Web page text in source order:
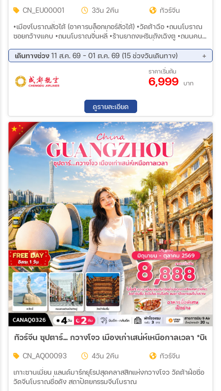
04 ต.ค. 69 - 04 ต.ค. 69
05 ต.ค. 69 - 05 ต.ค. 69
06 ต.ค. 69 - 06 ต.ค. 69
07 ต.ค. 69 - 07 ต.ค. 69
08 ต.ค. 69 - 08 ต.ค. 69
09 ต.ค. 69 - 09 ต.ค. 69
11 ต.ค. 69 - 11 ต.ค. 69
12 ต.ค. 69 - 12 ต.ค. 69
13 ต.ค. 69 - 13 ต.ค. 69
14 ต.ค. 69 - 14 ต.ค. 69
15 ต.ค. 69 - 15 ต.ค. 69
16 ต.ค. 69 - 16 ต.ค. 69
17 ต.ค. 69 - 17 ต.ค. 69
18 ต.ค. 69 - 18 ต.ค. 69
19 ต.ค. 69 - 19 ต.ค. 69
23 ต.ค. 69 - 23 ต.ค. 69
24 ต.ค. 69 - 24 ต.ค. 69
25 ต.ค. 69 - 25 ต.ค. 69
26 ต.ค. 69 - 26 ต.ค. 69
27 ต.ค. 69 - 27 ต.ค. 69
28 ต.ค. 69 - 28 ต.ค. 69
29 ต.ค. 69 - 29 ต.ค. 69
30 ต.ค. 69 - 30 ต.ค. 69
31 ต.ค. 69 - 31 ต.ค. 69
01 พ.ย. 69 - 01 พ.ย. 69
02 พ.ย. 69 - 02 พ.ย. 69
03 พ.ย. 69 - 03 พ.ย. 69
04 พ.ย. 69 - 04 พ.ย. 69
05 พ.ย. 69 - 05 พ.ย. 69
06 พ.ย. 69 - 06 พ.ย. 69
07 พ.ย. 69 - 07 พ.ย. 69
08 พ.ย. 69 - 08 พ.ย. 69
09 พ.ย. 69 - 09 พ.ย. 69
10 พ.ย. 69 - 10 พ.ย. 69
11 พ.ย. 69 - 11 พ.ย. 69
12 พ.ย. 69 - 12 พ.ย. 69
13 พ.ย. 69 - 13 พ.ย. 69
14 พ.ย. 69 - 14 พ.ย. 69
15 พ.ย. 69 - 15 พ.ย. 69
16 พ.ย. 69 - 16 พ.ย. 69
17 พ.ย. 69 - 17 พ.ย. 69
18 พ.ย. 69 - 18 พ.ย. 69
19 พ.ย. 69 - 19 พ.ย. 69
20 พ.ย. 69 - 20 พ.ย. 69
21 พ.ย. 69 - 21 พ.ย. 69
22 พ.ย. 69 - 22 พ.ย. 69
23 พ.ย. 69 - 23 พ.ย. 69
24 พ.ย. 69 - 24 พ.ย. 69
25 พ.ย. 69 - 25 พ.ย. 69
26 พ.ย. 69 - 26 พ.ย. 69
27 พ.ย. 69 - 27 พ.ย. 69
28 พ.ย. 69 - 28 พ.ย. 69
29 พ.ย. 69 - 29 พ.ย. 69
30 พ.ย. 69 - 30 พ.ย. 69
01 ธ.ค. 69 - 01 ธ.ค. 69
02 ธ.ค. 69 - 02 ธ.ค. 69
03 ธ.ค. 69 - 03 ธ.ค. 69
04 ธ.ค. 69 - 04 ธ.ค. 69
05 ธ.ค. 69 - 05 ธ.ค. 69
06 ธ.ค. 69 - 06 ธ.ค. 69
07 ธ.ค. 69 - 07 ธ.ค. 69
09 ธ.ค. 69 - 09 ธ.ค. 69
10 ธ.ค. 69 - 10 ธ.ค. 69
13 ธ.ค. 69 - 13 ธ.ค. 69
14 ธ.ค. 69 - 14 ธ.ค. 69
15 ธ.ค. 69 - 15 ธ.ค. 69
16 ธ.ค. 69 - 16 ธ.ค. 69
CN_EU00001 3วัน 2คืน
ทัวร์จีน
•เมืองโบราณลั่วไต้ (อาคารบล็อกเกอร์ลั่วไต้) •วัดต้าฉือ •ถนนโบราณ
ซอยกว้างแคบ •ถนนโบราณจิ่นหลี่ •ร้านยาถงเหรินถังเฉิงตู •ถนนคน
เฉิงตู •ชมแสงสี SKP วัดเหวินซู •ร้านหยกหรือร้านผลิตภัณฑ์เครื่อง
นอนยางพารา •ตงเจียวจื่อยี่
เดินทางช่วง 11 ส.ค. 69 - 01 ต.ค. 69 (15 ช่วงวันเดินทาง)
13 ส.ค. 69 - 15 ส.ค. 69
18 ส.ค. 69 - 20 ส.ค. 69
20 ส.ค. 69 - 22 ส.ค. 69
25 ส.ค. 69 - 27 ส.ค. 69
27 ส.ค. 69 - 29 ส.ค. 69
03 ก.ย. 69 - 05 ก.ย. 69
10 ก.ย. 69 - 12 ก.ย. 69
15 ก.ย. 69 - 17 ก.ย. 69
17 ก.ย. 69 - 19 ก.ย. 69
22 ก.ย. 69 - 24 ก.ย. 69
24 ก.ย. 69 - 26 ก.ย. 69
29 ก.ย. 69 - 01 ต.ค. 69
ราคาเริ่มต้น
6,999 บาท
ดูรายละเอียด
ทัวร์จีน ซุปตาร์... กวางโจว เมืองเก่าเสน่ห์เหนือกาลเวลา *บิน
CN_AQ00093 4วัน 2คืน
ทัวร์จีน
เกาะซานเมี่ยน แลนด์มาร์กยุโรปสุดคลาสสิกแห่งกวางโจว วัดต้าฝ๋อซื่อ
วัดจีนโบราณชื่อดัง สถาปัตยกรรมจีนโบราณ